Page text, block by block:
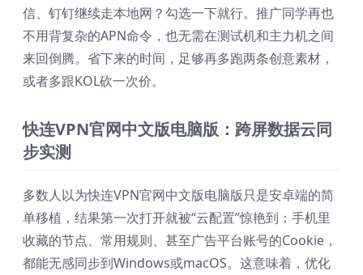
信、钉钉继续走本地网？勾选一下就行。推广同学再也
不用背复杂的APN命令，也无需在测试机和主力机之间
来回倒腾。省下来的时间，足够再多跑两条创意素材，
或者多跟KOL砍一次价。
快连VPN官网中文版电脑版：跨屏数据云同
步实测
多数人以为快连VPN官网中文版电脑版只是安卓端的简
单移植，结果第一次打开就被“云配置”惊艳到：手机里
收藏的节点、常用规则、甚至广告平台账号的Cookie，
都能无感同步到Windows或macOS。这意味着，优化